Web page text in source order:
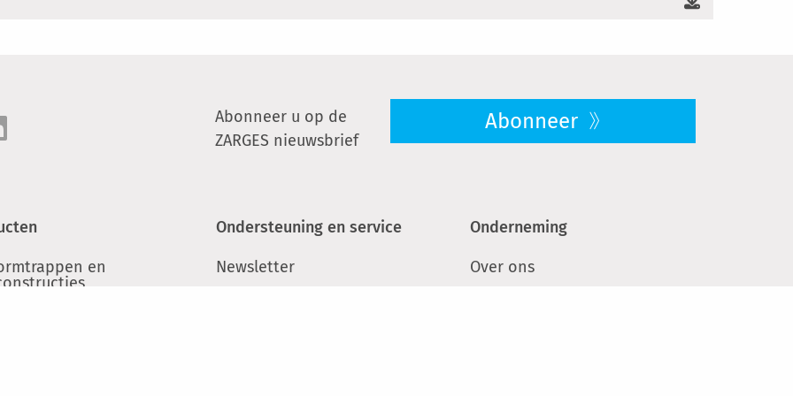
Abonneer u op de
ZARGES nieuwsbrief
Abonneer
en
Ondersteuning en service
Newsletter
Onderneming
Over ons